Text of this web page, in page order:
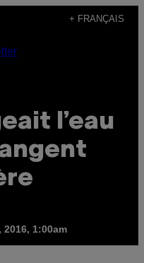
+ FRANÇAIS
l’eau
1:00am